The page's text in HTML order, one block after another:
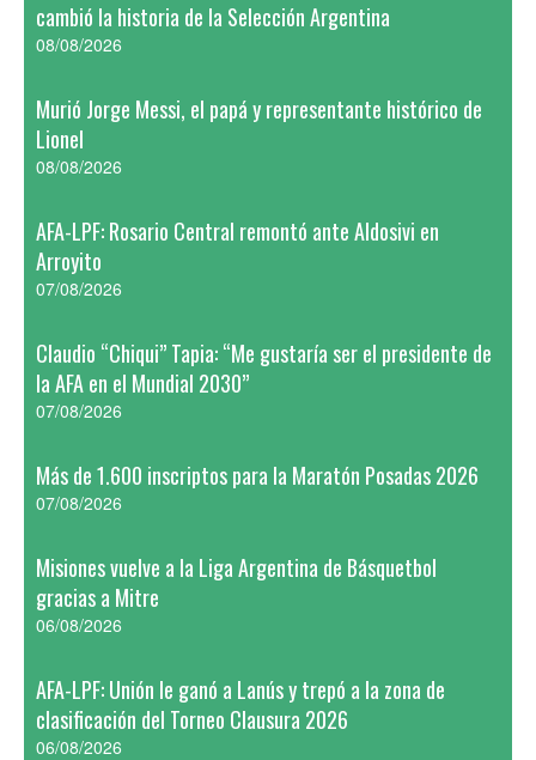
cambió la historia de la Selección Argentina
08/08/2026
Murió Jorge Messi, el papá y representante histórico de
Lionel
08/08/2026
AFA-LPF: Rosario Central remontó ante Aldosivi en
Arroyito
07/08/2026
Claudio “Chiqui” Tapia: “Me gustaría ser el presidente de
la AFA en el Mundial 2030”
07/08/2026
Más de 1.600 inscriptos para la Maratón Posadas 2026
07/08/2026
Misiones vuelve a la Liga Argentina de Básquetbol
gracias a Mitre
06/08/2026
AFA-LPF: Unión le ganó a Lanús y trepó a la zona de
clasificación del Torneo Clausura 2026
06/08/2026